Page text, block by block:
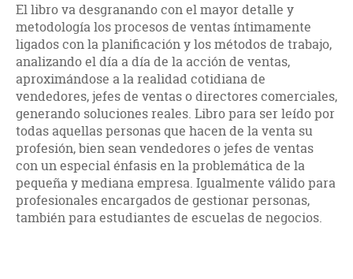
El libro va desgranando con el mayor detalle y
metodología los procesos de ventas íntimamente
ligados con la planificación y los métodos de trabajo,
analizando el día a día de la acción de ventas,
aproximándose a la realidad cotidiana de
vendedores, jefes de ventas o directores comerciales,
generando soluciones reales. Libro para ser leído por
todas aquellas personas que hacen de la venta su
profesión, bien sean vendedores o jefes de ventas
con un especial énfasis en la problemática de la
pequeña y mediana empresa. Igualmente válido para
profesionales encargados de gestionar personas,
también para estudiantes de escuelas de negocios.